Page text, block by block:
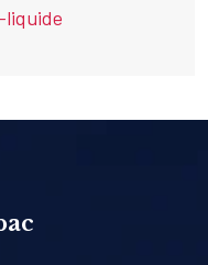
liquide